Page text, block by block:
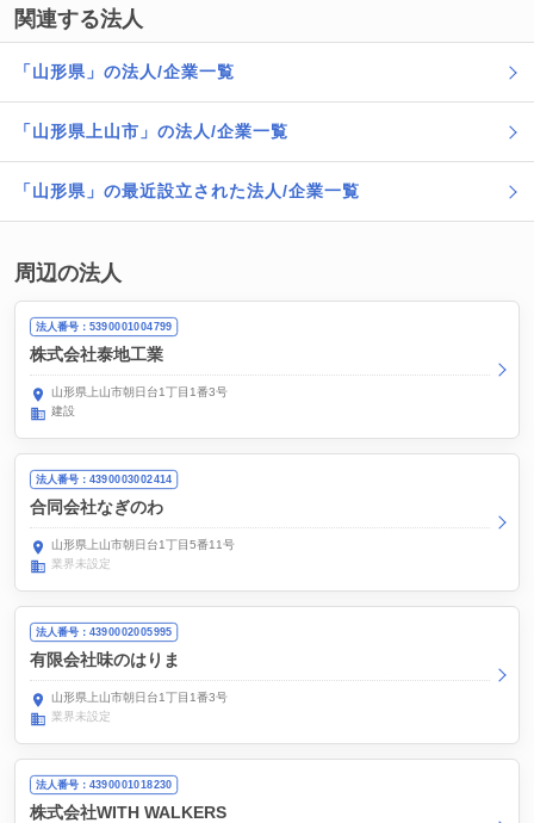
関連する法人
「山形県」の法人/企業一覧
「山形県上山市」の法人/企業一覧
「山形県」の最近設立された法人/企業一覧
周辺の法人
法人番号：5390001004799
株式会社泰地工業
山形県上山市朝日台1丁目1番3号
建設
法人番号：4390003002414
合同会社なぎのわ
山形県上山市朝日台1丁目5番11号
業界未設定
法人番号：4390002005995
有限会社味のはりま
山形県上山市朝日台1丁目1番3号
業界未設定
法人番号：4390001018230
株式会社WITH WALKERS